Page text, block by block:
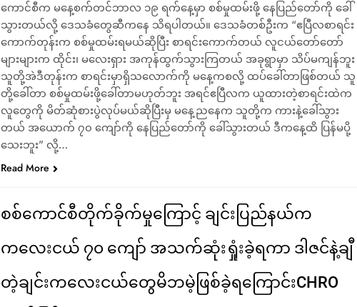
ကောင်စီက မနေ့စက်တင်ဘာလ ၁၉ ရက်နေ့မှာ စစ်မှုထမ်းဖို့ နေပြည်တော်ကို ခေါ်
သွားတယ်လို့ ဒေသခံတွေဆီကနေ သိရပါတယ်။ ဒေသခံတစ်ဦးက “ဧပြီလစာရင်း
ကောက်တုန်းက စစ်မှုထမ်းရမယ်ဆိုပြီး စာရင်းကောက်တယ် လူငယ်တော်တော်
များများက ထိုင်း၊ မလေးရှား အကုန်ထွက်သွားကြတယ် အခုရွာမှာ သိပ်မကျန်ဘူး
သူတို့အဲဒီတုန်းက စာရင်းမှာရှိသလောက်ကို မနေ့ကစလို့ ထပ်ခေါ်တာဖြစ်တယ် သူ
တို့ခေါ်တာ စစ်မှုထမ်းဖို့ခေါ်တာမဟုတ်ဘူး အရင်ဧပြီလက ယူထားတဲ့စာရင်းထဲက
လူတွေကို မိတ်ဆုံစားပွဲလုပ်မယ်ဆိုပြီးမှ မနေ့ညနေက သူတို့က ကားနဲ့ခေါ်သွား
တယ် အယောက် ၇၀ ကျော်ကို နေပြည်တော်ကို ခေါ်သွားတယ် ဒီကနေ့ထိ ပြန်မပို့
သေးဘူး” လို့…
Read More
စစ်ကောင်စီတိုက်ခိုက်မှုကြောင့် ချင်းပြည်နယ်က
ကလေးငယ် ၇၀ ကျော် အသက်ဆုံးရှုံးခဲ့ရကာ ဒါဇင်နဲ့ချီ
တဲ့ချင်းကလေးငယ်တွေမိဘမဲ့ဖြစ်ခဲ့ရကြောင်းCHRO